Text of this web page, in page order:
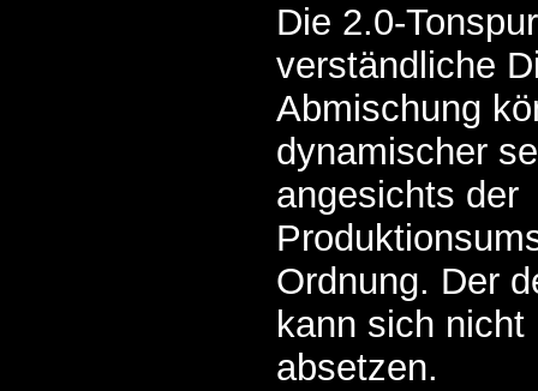
Die 2.0-
verständliche
Abmischung
dynamischer
angesichts der
Ordnung. Der
kann sich
absetzen.